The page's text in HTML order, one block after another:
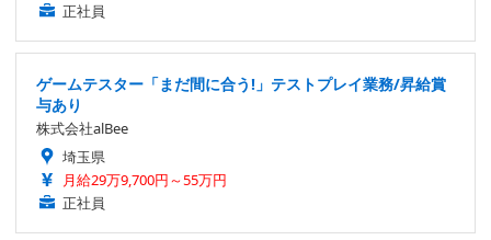
正社員
ゲームテスター「まだ間に合う!」テストプレイ業務/昇給賞
与あり
株式会社alBee
埼玉県
月給29万9,700円～55万円
正社員